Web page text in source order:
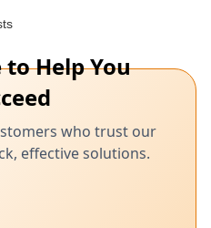
to Help You
who trust our
effective solutions.